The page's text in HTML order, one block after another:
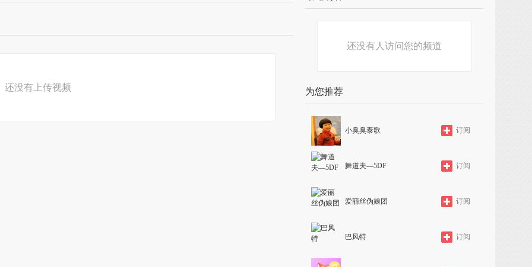
还没有上传视频
还没有人访问您的频道
为您推荐
小臭臭泰歌 订阅
舞道夫—5DF 订阅
爱丽丝伪娘团 订阅
巴风特 订阅